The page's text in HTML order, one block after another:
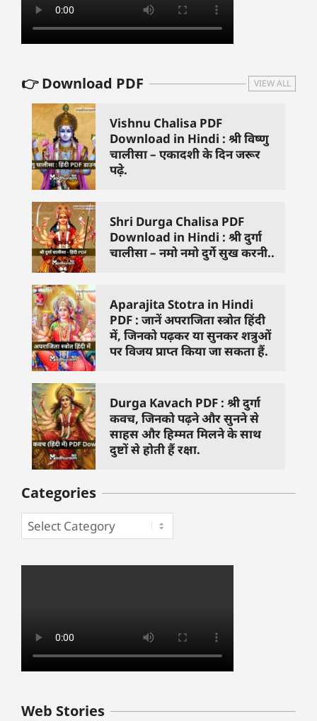
👉 Download PDF VIEW ALL
Vishnu Chalisa PDF
Download in Hindi : श्री विष्णु
चालीसा – एकादशी के दिन जरूर
पढ़े.
Shri Durga Chalisa PDF
Download in Hindi : श्री दुर्गा
चालीसा – नमो नमो दुर्गे सुख करनी..
Aparajita Stotra in Hindi
PDF : जानें अपराजिता स्त्रोत हिंदी
में, जिनको पढ़कर या सुनकर शत्रुओं
पर विजय प्राप्त किया जा सकता हैं.
Durga Kavach PDF : श्री दुर्गा
कवच, जिनको पढ़ने और सुनने से
साहस और हिम्मत मिलने के साथ
दुष्टों से होती हैं रक्षा.
Categories
Web Stories
बुधवार के उपाय :